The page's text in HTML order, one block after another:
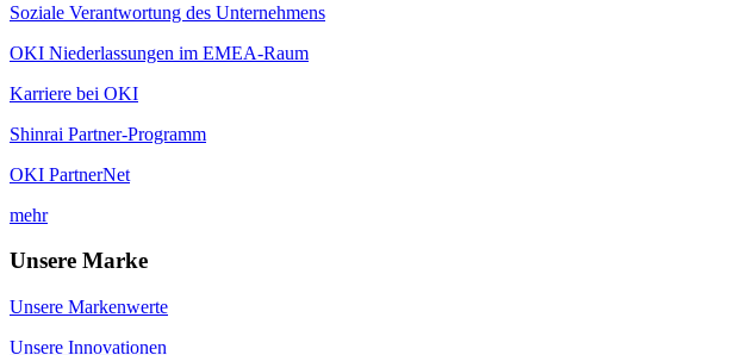
Soziale Verantwortung des Unternehmens
OKI Niederlassungen im EMEA-Raum
Karriere bei OKI
Shinrai Partner-Programm
OKI PartnerNet
mehr
Unsere Marke
Unsere Markenwerte
Unsere Innovationen